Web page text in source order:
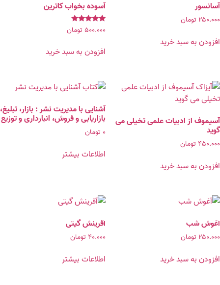
آسانسور
۲۵۰.۰۰۰ تومان
افزودن به سبد خرید
آسوده بخواب کاترین
۵.۰۰
۵۰۰.۰۰۰ تومان
افزودن به سبد خرید
آسیموف از ادبیات علمی تخیلی می
گوید
۴۵۰.۰۰۰ تومان
افزودن به سبد خرید
آشنایى با مدیریت نشر : بازار، تبلیغ،
بازاریابی و فروش، انبارداری و توزیع
۰ تومان
اطلاعات بیشتر
آغوش شب
۲۵۰.۰۰۰ تومان
افزودن به سبد خرید
آفرینش گیتی
۴۰.۰۰۰ تومان
اطلاعات بیشتر